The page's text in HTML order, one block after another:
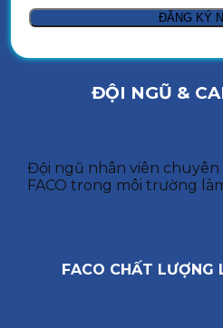
ĐỘI NGŨ &
Đội ngũ nhân viên chuyên
FACO trong môi trường
FACO CHẤT LƯỢNG